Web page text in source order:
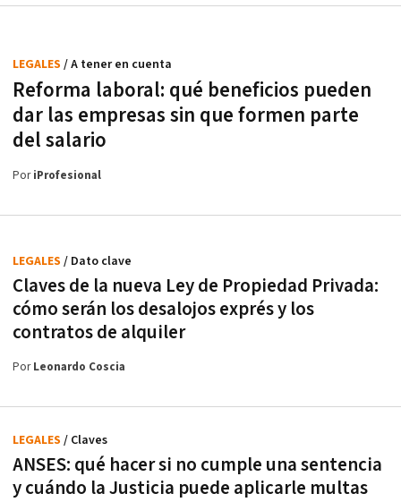
Reforma laboral: qué beneficios pueden
dar las empresas sin que formen parte
del salario
LEGALES / A tener en cuenta
PoriProfesional
Claves de la nueva Ley de Propiedad Privada:
cómo serán los desalojos exprés y los
contratos de alquiler
LEGALES / Dato clave
PorLeonardo Coscia
ANSES: qué hacer si no cumple una sentencia
y cuándo la Justicia puede aplicarle multas
LEGALES / Claves